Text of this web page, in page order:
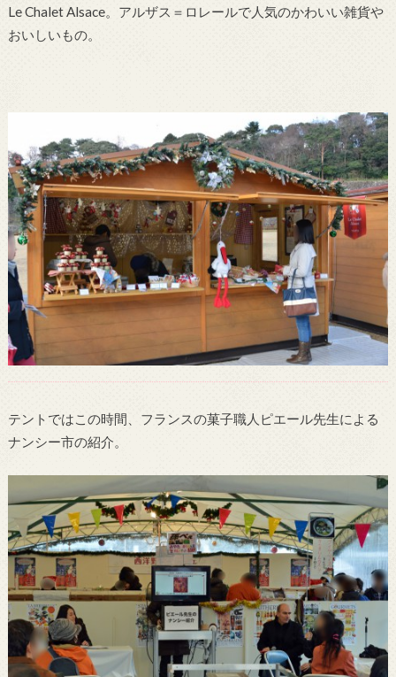
Le Chalet Alsace。アルザス＝ロレールで人気のかわいい雑貨や
おいしいもの。
テントではこの時間、フランスの菓子職人ピエール先生による
ナンシー市の紹介。